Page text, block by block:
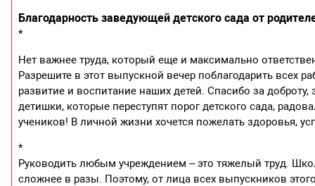
Благодарность заведующей детского сада от
*
Нет важнее труда, который еще и максимально
Разрешите в этот выпускной вечер поблагодарить всех
развитие и воспитание наших детей. Спасибо за
детишки, которые переступят порог детского сада,
учеников! В личной жизни хочется пожелать здоровья,
*
Руководить любым учреждением – это тяжелый труд.
сложнее в разы. Поэтому, от лица всех выпускников